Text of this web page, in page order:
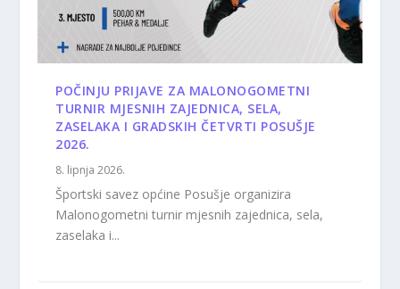
POČINJU PRIJAVE ZA MALONOGOMETNI
TURNIR MJESNIH ZAJEDNICA, SELA,
ZASELAKA I GRADSKIH ČETVRTI POSUŠJE
2026.
8. lipnja 2026.
Športski savez općine Posušje organizira
Malonogometni turnir mjesnih zajednica, sela,
zaselaka i...